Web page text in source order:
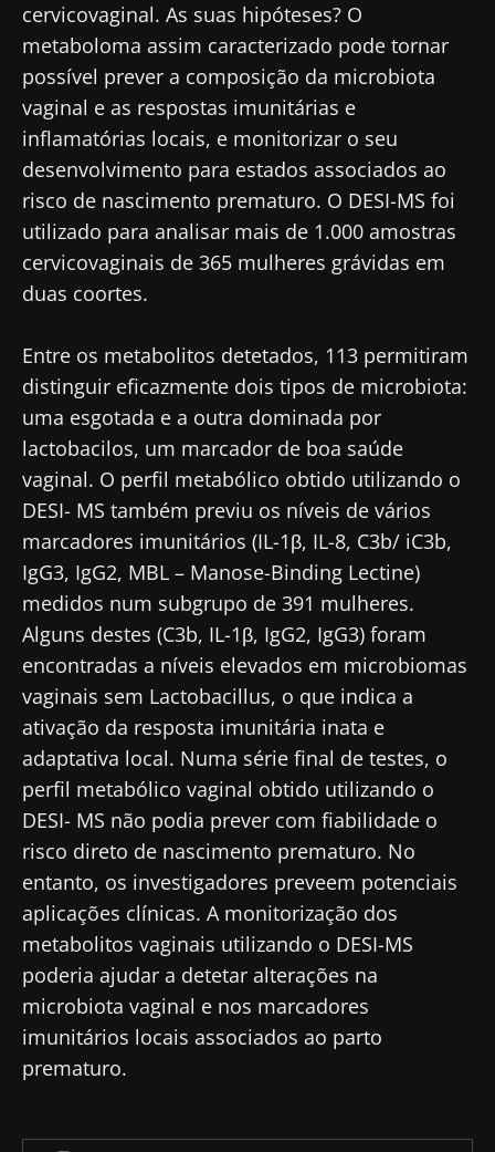
cervicovaginal. As suas hipóteses? O
metaboloma assim caracterizado pode tornar
possível prever a composição da microbiota
vaginal e as respostas imunitárias e
inflamatórias locais, e monitorizar o seu
desenvolvimento para estados associados ao
risco de nascimento prematuro. O DESI-MS foi
utilizado para analisar mais de 1.000 amostras
cervicovaginais de 365 mulheres grávidas em
duas coortes.
Entre os metabolitos detetados, 113 permitiram
distinguir eficazmente dois tipos de microbiota:
uma esgotada e a outra dominada por
lactobacilos, um marcador de boa saúde
vaginal. O perfil metabólico obtido utilizando o
DESI- MS também previu os níveis de vários
marcadores imunitários (IL-1β, IL-8, C3b/ iC3b,
IgG3, IgG2, MBL – Manose-Binding Lectine)
medidos num subgrupo de 391 mulheres.
Alguns destes (C3b, IL-1β, IgG2, IgG3) foram
encontradas a níveis elevados em microbiomas
vaginais sem Lactobacillus, o que indica a
ativação da resposta imunitária inata e
adaptativa local. Numa série final de testes, o
perfil metabólico vaginal obtido utilizando o
DESI- MS não podia prever com fiabilidade o
risco direto de nascimento prematuro. No
entanto, os investigadores preveem potenciais
aplicações clínicas. A monitorização dos
metabolitos vaginais utilizando o DESI-MS
poderia ajudar a detetar alterações na
microbiota vaginal e nos marcadores
imunitários locais associados ao parto
prematuro.
Fique connosco!
Junte-se à comunidade de profissionais de